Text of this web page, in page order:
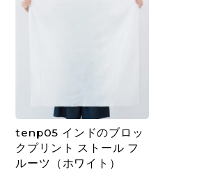
tenp05 インドのブロッ
クプリント ストール フ
ルーツ（ホワイト）